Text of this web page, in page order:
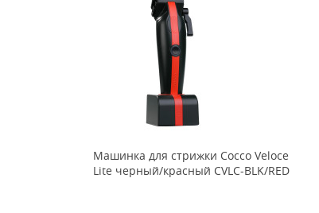
Машинка для стрижки Cocco Veloce
Lite черный/красный CVLC-BLK/RED